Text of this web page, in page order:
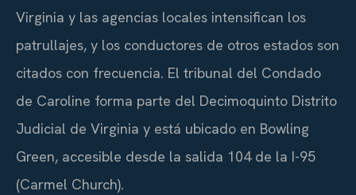
Virginia y las agencias locales intensifican los
patrullajes, y los conductores de otros estados son
citados con frecuencia. El tribunal del Condado
de Caroline forma parte del Decimoquinto Distrito
Judicial de Virginia y está ubicado en Bowling
Green, accesible desde la salida 104 de la I-95
(Carmel Church).